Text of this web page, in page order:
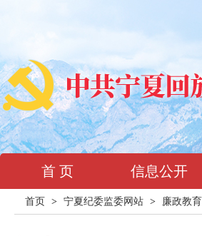
首 页 信息公开
首页 > 宁夏纪委监委网站 > 廉政教育